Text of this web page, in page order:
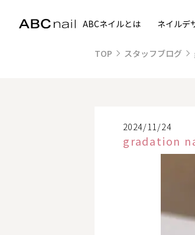
ABCネイルとは ネイルデ
TOP スタッフブログ
2024/11/24
gradation